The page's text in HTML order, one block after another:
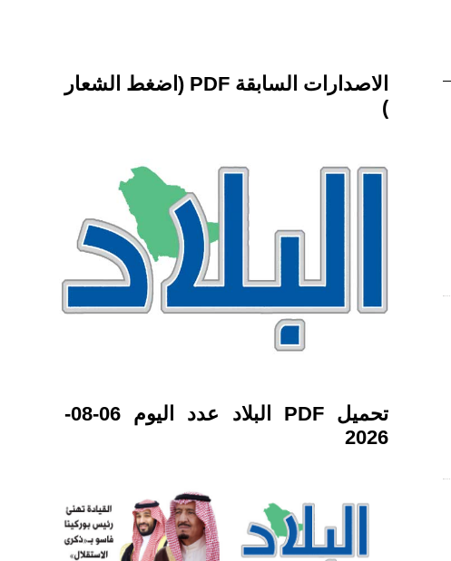
الاصدارات السابقة PDF (اضغط الشعار
)
تحميل PDF البلاد عدد اليوم 06-08-
2026